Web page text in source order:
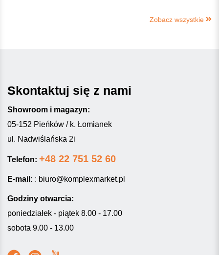
Zobacz wszystkie
Skontaktuj się z nami
Showroom i magazyn:
05-152 Pieńków / k. Łomianek
ul. Nadwiślańska 2i
Telefon: +48 22 751 52 60
E-mail: : biuro@komplexmarket.pl
Godziny otwarcia:
poniedziałek - piątek 8.00 - 17.00
sobota 9.00 - 13.00